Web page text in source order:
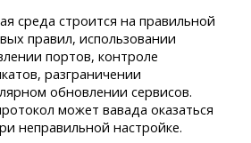
среда строится на правильной
правил, использовании
портов, контроле
разграничении
обновлении сервисов.
может вавада оказаться
неправильной настройке.